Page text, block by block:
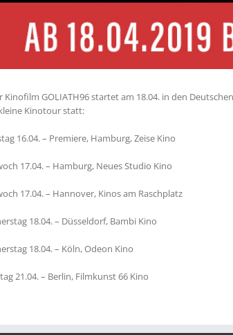
Kinofilm GOLIATH96 startet am 18.04. in den
Kinotour statt:
16.04. – Premiere, Hamburg, Zeise Kino
17.04. – Hamburg, Neues Studio Kino
17.04. – Hannover, Kinos am Raschplatz
18.04. – Düsseldorf, Bambi Kino
18.04. – Köln, Odeon Kino
21.04. – Berlin, Filmkunst 66 Kino